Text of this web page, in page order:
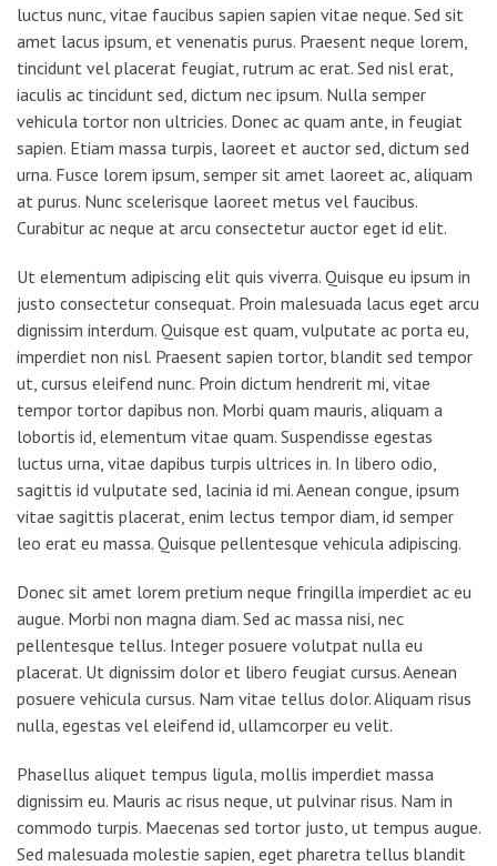
luctus nunc, vitae faucibus sapien sapien vitae neque. Sed sit
amet lacus ipsum, et venenatis purus. Praesent neque lorem,
tincidunt vel placerat feugiat, rutrum ac erat. Sed nisl erat,
iaculis ac tincidunt sed, dictum nec ipsum. Nulla semper
vehicula tortor non ultricies. Donec ac quam ante, in feugiat
sapien. Etiam massa turpis, laoreet et auctor sed, dictum sed
urna. Fusce lorem ipsum, semper sit amet laoreet ac, aliquam
at purus. Nunc scelerisque laoreet metus vel faucibus.
Curabitur ac neque at arcu consectetur auctor eget id elit.
Ut elementum adipiscing elit quis viverra. Quisque eu ipsum in
justo consectetur consequat. Proin malesuada lacus eget arcu
dignissim interdum. Quisque est quam, vulputate ac porta eu,
imperdiet non nisl. Praesent sapien tortor, blandit sed tempor
ut, cursus eleifend nunc. Proin dictum hendrerit mi, vitae
tempor tortor dapibus non. Morbi quam mauris, aliquam a
lobortis id, elementum vitae quam. Suspendisse egestas
luctus urna, vitae dapibus turpis ultrices in. In libero odio,
sagittis id vulputate sed, lacinia id mi. Aenean congue, ipsum
vitae sagittis placerat, enim lectus tempor diam, id semper
leo erat eu massa. Quisque pellentesque vehicula adipiscing.
Donec sit amet lorem pretium neque fringilla imperdiet ac eu
augue. Morbi non magna diam. Sed ac massa nisi, nec
pellentesque tellus. Integer posuere volutpat nulla eu
placerat. Ut dignissim dolor et libero feugiat cursus. Aenean
posuere vehicula cursus. Nam vitae tellus dolor. Aliquam risus
nulla, egestas vel eleifend id, ullamcorper eu velit.
Phasellus aliquet tempus ligula, mollis imperdiet massa
dignissim eu. Mauris ac risus neque, ut pulvinar risus. Nam in
commodo turpis. Maecenas sed tortor justo, ut tempus augue.
Sed malesuada molestie sapien, eget pharetra tellus blandit